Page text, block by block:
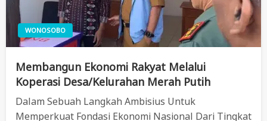
WONOSOBO
Membangun Ekonomi Rakyat Melalui
Koperasi Desa/Kelurahan Merah Putih
Dalam Sebuah Langkah Ambisius Untuk
Memperkuat Fondasi Ekonomi Nasional Dari Tingkat